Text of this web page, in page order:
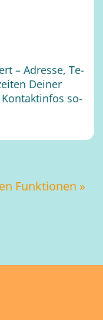
– Adres­se, Te­
Dei­ner
Kon­takt­in­fos so­
Funk­tio­nen »